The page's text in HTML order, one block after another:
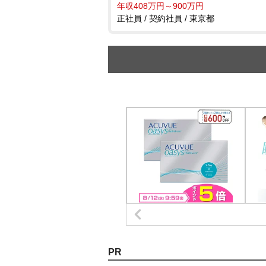
年収408万円～900万円
正社員 / 契約社員 / 東京都
PR